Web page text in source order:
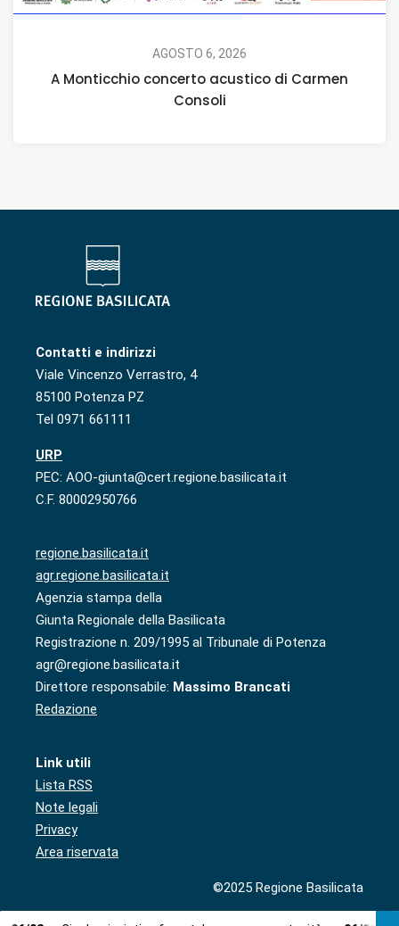
AGOSTO 6, 2026
A Monticchio concerto acustico di Carmen
Consoli
Contatti e indirizzi
Viale Vincenzo Verrastro, 4
85100 Potenza PZ
Tel 0971 661111
URP
PEC: AOO-giunta@cert.regione.basilicata.it
C.F. 80002950766
regione.basilicata.it
agr.regione.basilicata.it
Agenzia stampa della
Giunta Regionale della Basilicata
Registrazione n. 209/1995 al Tribunale di Potenza
agr@regione.basilicata.it
Direttore responsabile: Massimo Brancati
Redazione
Link utili
Lista RSS
Note legali
Privacy
Area riservata
©2025 Regione Basilicata